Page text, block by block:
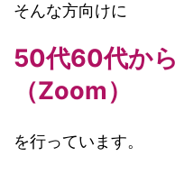
そんな方向けに
50代60代か
（Zoom）
を行っています。